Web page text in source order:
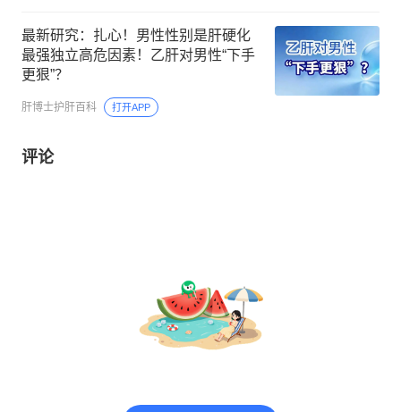
最新研究：扎心！男性性别是肝硬化
最强独立高危因素！乙肝对男性“下手
更狠”？
肝博士护肝百科 打开APP
评论